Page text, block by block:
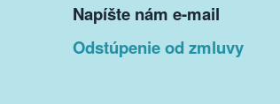
Napíšte nám e-mail
Odstúpenie od zmluvy